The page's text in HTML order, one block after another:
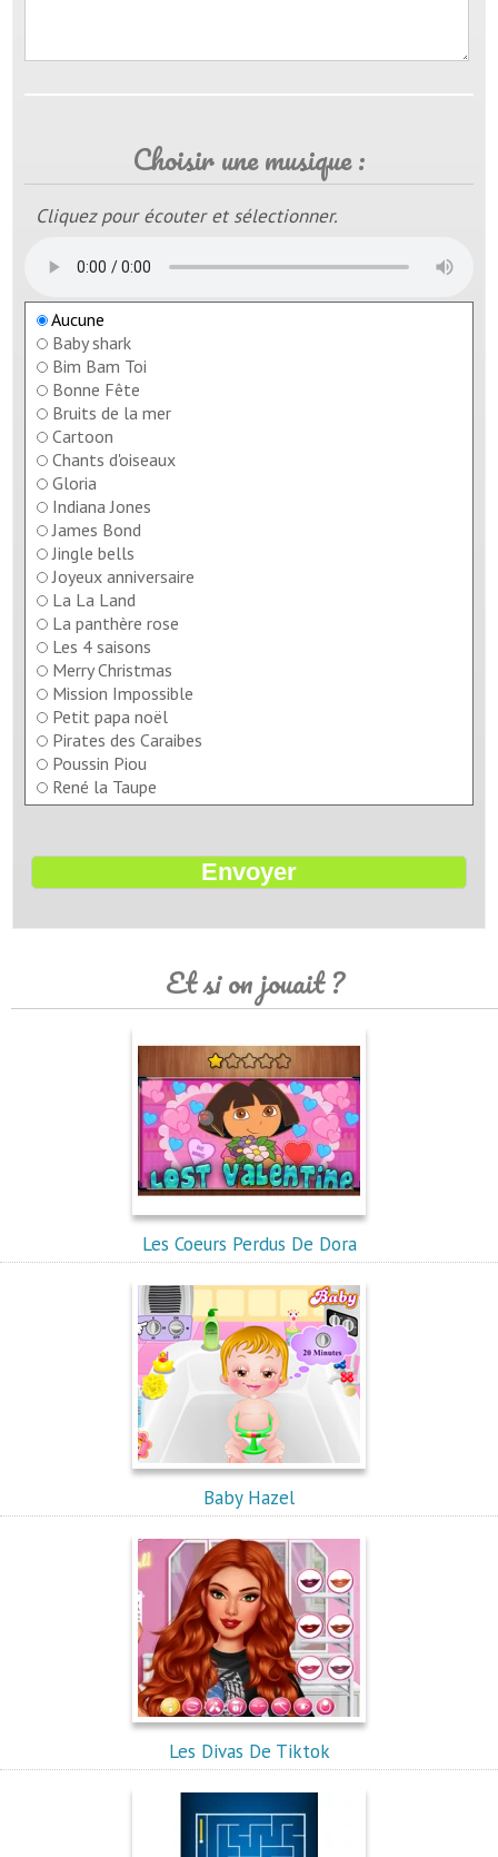
Choisir une musique :
Cliquez pour écouter et sélectionner.
Aucune
Baby shark
Bim Bam Toi
Bonne Fête
Bruits de la mer
Cartoon
Chants d'oiseaux
Gloria
Indiana Jones
James Bond
Jingle bells
Joyeux anniversaire
La La Land
La panthère rose
Les 4 saisons
Merry Christmas
Mission Impossible
Petit papa noël
Pirates des Caraibes
Poussin Piou
René la Taupe
Et si on jouait ?
Les Coeurs Perdus De Dora
Baby Hazel
Les Divas De Tiktok